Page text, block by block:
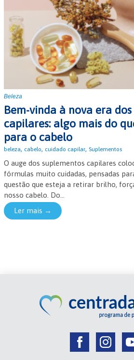
Beleza
Bem-vinda à nova era
capilares: algo mais do
para o cabelo
beleza, cabelo, cuidado capilar, Suplementos
O auge dos suplementos capilares
fórmulas muito cuidadas, pensadas
questão que esteja a retirar brilho,
nosso cabelo. Do...
Ler mais →